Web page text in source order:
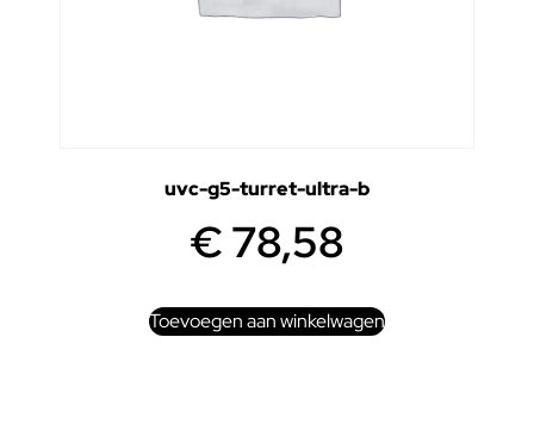
uvc-g5-turret-ultra-b
€78,58
Toevoegen aan winkelwagen